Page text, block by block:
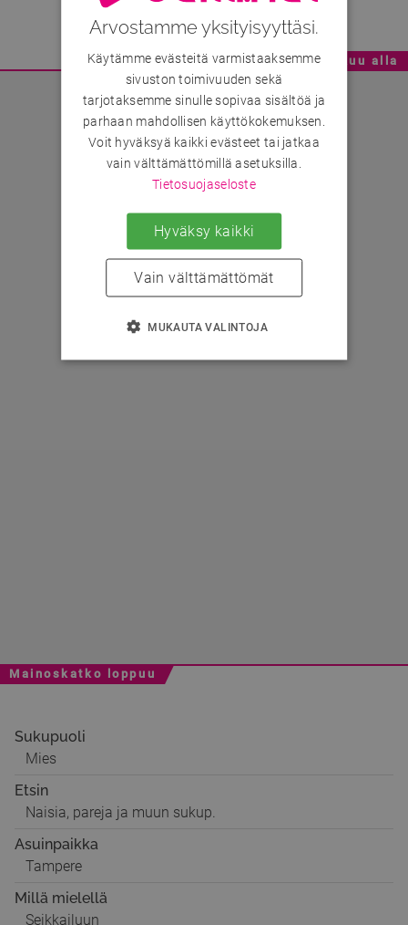
Mainoskatko - Sisältö jatkuu alla
Mainoskatko loppuu
Sukupuoli
Mies
Etsin
Naisia, pareja ja muun sukup.
Asuinpaikka
Tampere
Millä mielellä
Seikkailuun
Arvostamme yksityisyyttäsi.
Käytämme evästeitä varmistaaksemme
sivuston toimivuuden sekä
tarjotaksemme sinulle sopivaa sisältöä ja
parhaan mahdollisen käyttökokemuksen.
Voit hyväksyä kaikki evästeet tai jatkaa
vain välttämättömillä asetuksilla.
Tietosuojaseloste
Hyväksy kaikki
Vain välttämättömät
MUKAUTA VALINTOJA